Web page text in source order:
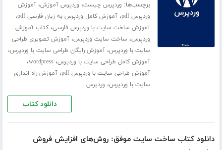
برچسب‌ها: وردپرس چیست، وردپرس آموزش،آموزش
وردپرس pdf
،آموزش کامل وردپرس به زبان فارسی pdf ،
آموزش ساخت سایت با وردپرس فارسی،کتاب آموزش
وردپرس، ساخت سایت وردپرس،آموزش تصویری طراحی
سایت با وردپرس،آموزش رایگان طراحی سایت با وردپرس،
آموزش کامل طراحی سایت با وردپرس،wordpress،
آموزش طراحی سایت با وردپرس pdf ،آموزش راه اندازی
سایت با وردپرس، وردپرس
دانلود کتاب
دانلود کتاب ساخت سایت موفق: روش‌های افزایش فروش